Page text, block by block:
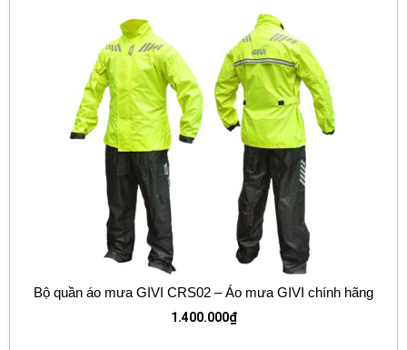
Bộ quần áo mưa GIVI CRS02 – Áo mưa GIVI chính hãng
1.400.000₫